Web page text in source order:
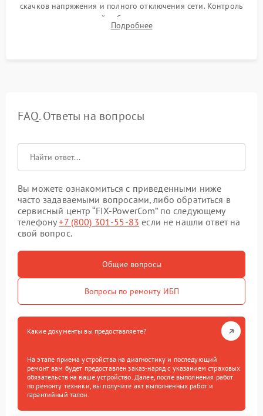
скачков напряжения и полного отключения сети. Контроль
времени автономной работы, температурного режима и
корректности формы выходного сигнала.
Подробнее
FAQ. Ответы на вопросы
Вы можете ознакомиться с приведенными ниже
часто задаваемыми вопросами, либо обратиться в
сервисный центр “FIX-PowerCom” по следующему
телефону+7 (800) 301-55-83 если не нашли ответ на
свой вопрос.
Общие вопросы
Вопросы по ремонту ИБП
Какие документы вы предоставляете?
На этапе приема устройства на диагностику и последующий
ремонт вам будет предоставлен заказ-наряд с указанием страховых
обязательств на ваше устройство. Далее, после выполнения работ
по ремонту техники, вы получите акт выполненных работ и
гарантийный талон.